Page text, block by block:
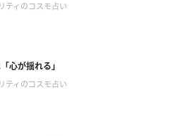
ティのコスモ占い
心が揺れる」
ティのコスモ占い